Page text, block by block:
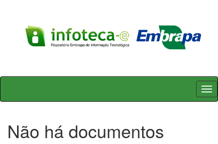
Skip
Não há documentos